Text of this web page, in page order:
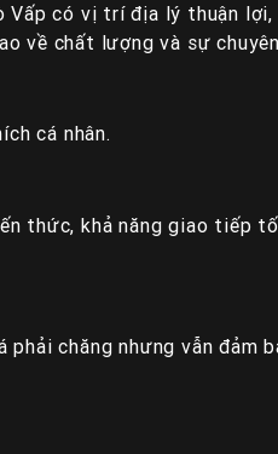
Vấp có vị trí địa lý thuận
về chất lượng và sự
cá nhân.
thức, khả năng giao tiếp
chăng nhưng vẫn đảm